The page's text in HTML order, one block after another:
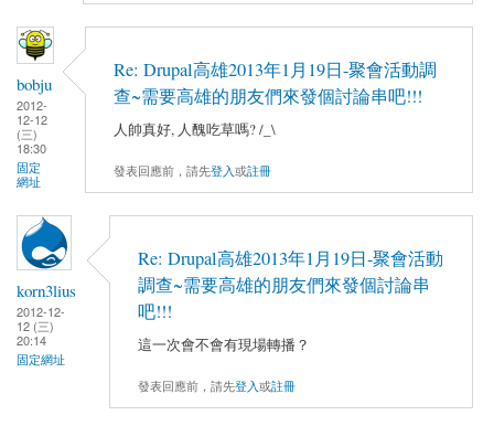
bobju
2012-
12-12
(三)
18:30
固定
網址
Re: Drupal高雄2013年1月19日-聚會活動調
查~需要高雄的朋友們來發個討論串吧!!!
人帥真好, 人醜吃草嗎? /_\
發表回應前，請先登入或註冊
korn3lius
2012-12-
12 (三)
20:14
固定網址
Re: Drupal高雄2013年1月19日-聚會活動
調查~需要高雄的朋友們來發個討論串
吧!!!
這一次會不會有現場轉播？
發表回應前，請先登入或註冊